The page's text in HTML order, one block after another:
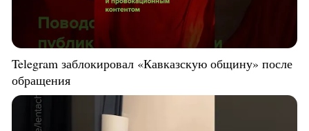
Telegram заблокировал «Кавказскую общину» после
обращения